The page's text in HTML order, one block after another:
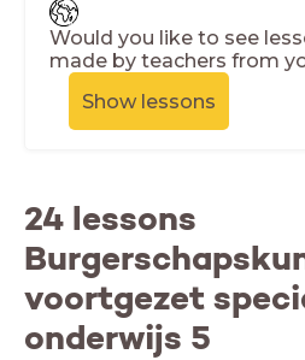
Would you like to see
made by teachers from
Show lessons
24 lessons
voortgezet
onderwijs 5